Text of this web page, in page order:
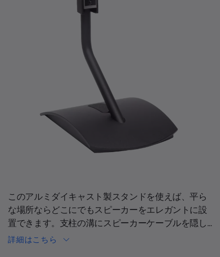
このアルミダイキャスト製スタンドを使えば、平ら
な場所ならどこにでもスピーカーをエレガントに設
置できます。支柱の溝にスピーカーケーブルを隠し
ながら、すばやく簡単にアクセスできます。高さ:
詳細はこちら